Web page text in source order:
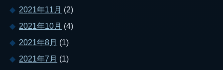
2021年11月 (2)
2021年10月 (4)
2021年8月 (1)
2021年7月 (1)